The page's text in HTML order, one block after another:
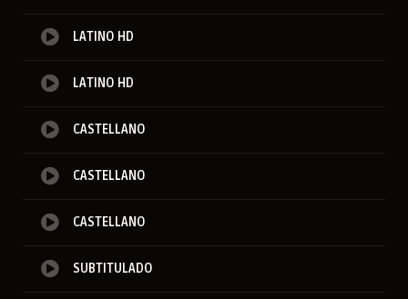
LATINO HD
LATINO HD
CASTELLANO
CASTELLANO
CASTELLANO
SUBTITULADO